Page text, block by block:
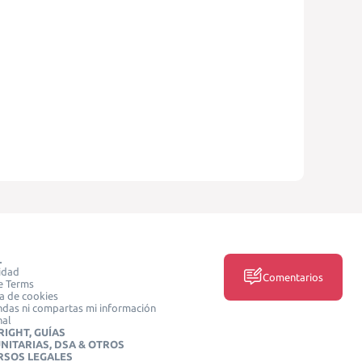
Terms
de cookies
ni compartas mi información
GUÍAS
DSA & OTROS
LEGALES
Comentarios